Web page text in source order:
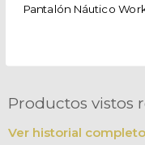
Pantalón Náutico
Productos vistos
Ver historial completo